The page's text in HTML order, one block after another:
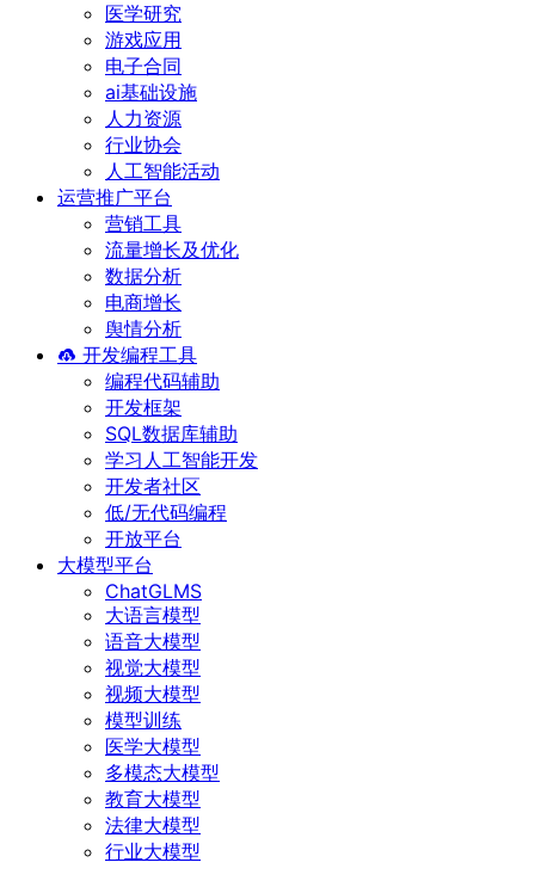
医学研究
游戏应用
电子合同
ai基础设施
人力资源
行业协会
人工智能活动
运营推广平台
营销工具
流量增长及优化
数据分析
电商增长
舆情分析
开发编程工具
编程代码辅助
开发框架
SQL数据库辅助
学习人工智能开发
开发者社区
低/无代码编程
开放平台
大模型平台
ChatGLMS
大语言模型
语音大模型
视觉大模型
视频大模型
模型训练
医学大模型
多模态大模型
教育大模型
法律大模型
行业大模型